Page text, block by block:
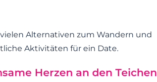
Alternativen zum Wandern und
Aktivitäten für ein Date.
Herzen an den Teichen